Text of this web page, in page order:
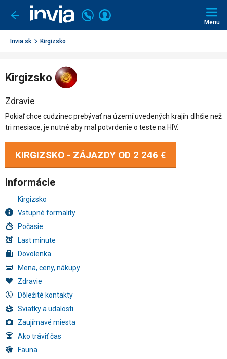
Ísť
späť
Volajte
+421
2
Prihlásiť
Menu
Invia.sk Kirgizsko
Kirgizsko
Zdravie
Pokiaľ chce cudzinec prebývať na území uvedených krajín dlhšie než
tri mesiace, je nutné aby mal potvrdenie o teste na HIV.
KIRGIZSKO - ZÁJAZDY OD 2 246 €
Informácie
Kirgizsko
Vstupné formality
Počasie
Last minute
Dovolenka
Mena, ceny, nákupy
Zdravie
Dôležité kontakty
Sviatky a udalosti
Zaujímavé miesta
Ako tráviť čas
Fauna